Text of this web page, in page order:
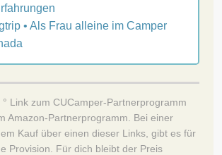
• Als Frau alleine im Camper
Link zum CUCamper-Partnerprogramm
Amazon-Partnerprogramm. Bei einer
Kauf über einen dieser Links, gibt es für
Provision. Für dich bleibt der Preis